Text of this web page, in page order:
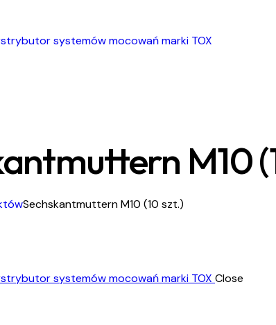
M10
Sechskantmuttern M10 (10 szt.)
Close